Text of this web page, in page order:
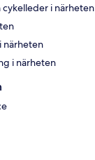
i närheten
närheten
i närheten